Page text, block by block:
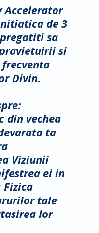
Accelerator
de 3
sa
si
Divin.
din vechea
ta
Viziunii
ei in
tale
lor